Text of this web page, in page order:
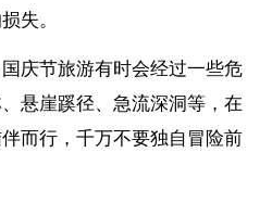
失。
庆节旅游有时会经过一些危
悬崖蹊径、急流深洞等，在
而行，千万不要独自冒险前